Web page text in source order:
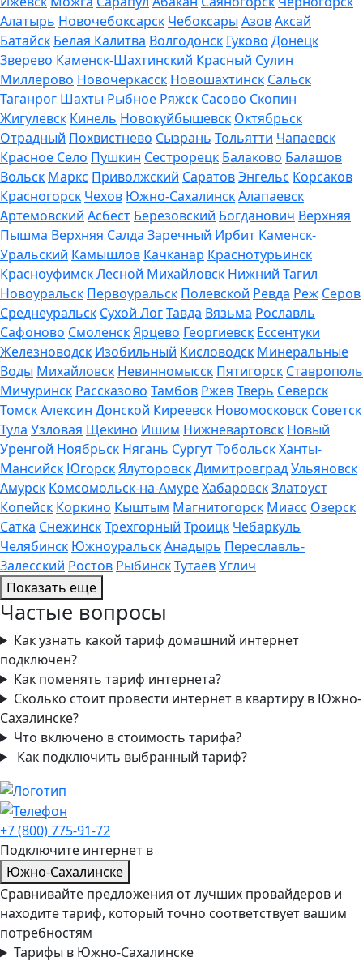
Алатырь Новочебоксарск Чебоксары АзовАксай
Батайск Белая Калитва Волгодонск Гуково Донецк
Зверево Каменск-Шахтинский Красный Сулин
Миллерово Новочеркасск Новошахтинск Сальск
Таганрог Шахты Рыбное Ряжск Сасово Скопин
Жигулевск Кинель Новокуйбышевск Октябрьск
Отрадный Похвистнево Сызрань Тольятти Чапаевск
Красное Село Пушкин Сестрорецк Балаково Балашов
Вольск Маркс Приволжский СаратовЭнгельс Корсаков
Красногорск Чехов Южно-СахалинскАлапаевск
Артемовский Асбест Березовский Богданович Верхняя
Пышма Верхняя Салда Заречный Ирбит Каменск-
Уральский Камышлов Качканар Краснотурьинск
КрасноуфимскЛесной Михайловск Нижний Тагил
Новоуральск Первоуральск Полевской Ревда Реж Серов
Среднеуральск Сухой ЛогТавда Вязьма Рославль
Сафоново СмоленскЯрцево Георгиевск Ессентуки
Железноводск Изобильный Кисловодск Минеральные
Воды Михайловск Невинномысск Пятигорск Ставрополь
Мичуринск Рассказово Тамбов РжевТверь Северск
ТомскАлексин Донской Киреевск Новомосковск Советск
Тула Узловая Щекино Ишим Нижневартовск Новый
Уренгой Ноябрьск Нягань СургутТобольскХанты-
Мансийск ЮгорскЯлуторовскДимитровградУльяновск
Амурск Комсомольск-на-АмуреХабаровскЗлатоуст
Копейск Коркино Кыштым Магнитогорск Миасс Озерск
Сатка СнежинскТрехгорный Троицк Чебаркуль
Челябинск ЮжноуральскАнадырь Переславль-
Залесский Ростов РыбинскТутаевУглич
Показать еще
Частые вопросы
Как узнать какой тариф домашний интернет
подключен?
Как поменять тариф интернета?
Сколько стоит провести интернет в квартиру в Южно-
Сахалинске?
Что включено в стоимость тарифа?
Как подключить выбранный тариф?
+7 (800) 775-91-72
Подключите интернет в
Южно-Сахалинске
Сравнивайте предложения от лучших провайдеров и
находите тариф, который точно соответствует вашим
потребностям
Тарифы в Южно-Сахалинске